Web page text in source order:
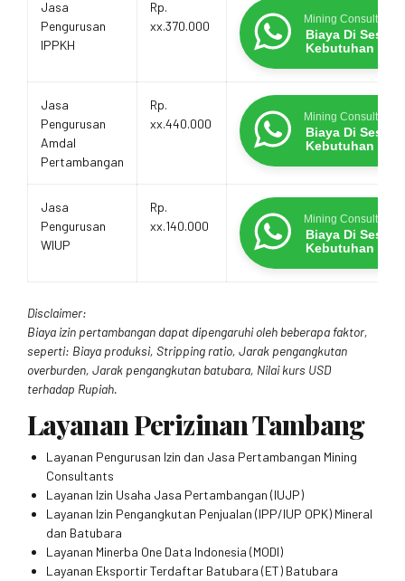
Jasa
Pengurusan
IPPKH
Rp.
xx.370.000
Mining Consultants
Biaya Di
Kebutuhan
Jasa
Pengurusan
Amdal
Pertambangan
Rp.
xx.440.000
Mining Consultants
Biaya Di
Kebutuhan
Jasa
Pengurusan
WIUP
Rp.
xx.140.000
Mining Consultants
Biaya Di
Kebutuhan
Disclaimer:
Biaya izin pertambangan dapat dipengaruhi oleh beberapa faktor,
seperti: Biaya produksi, Stripping ratio, Jarak pengangkutan
overburden, Jarak pengangkutan batubara, Nilai kurs USD
terhadap Rupiah.
Layanan Perizinan Tambang
Layanan Pengurusan Izin dan Jasa Pertambangan Mining
Consultants
Layanan Izin Usaha Jasa Pertambangan (IUJP)
Layanan Izin Pengangkutan Penjualan (IPP/IUP OPK) Mineral
dan Batubara
Layanan Minerba One Data Indonesia (MODI)
Layanan Eksportir Terdaftar Batubara (ET) Batubara